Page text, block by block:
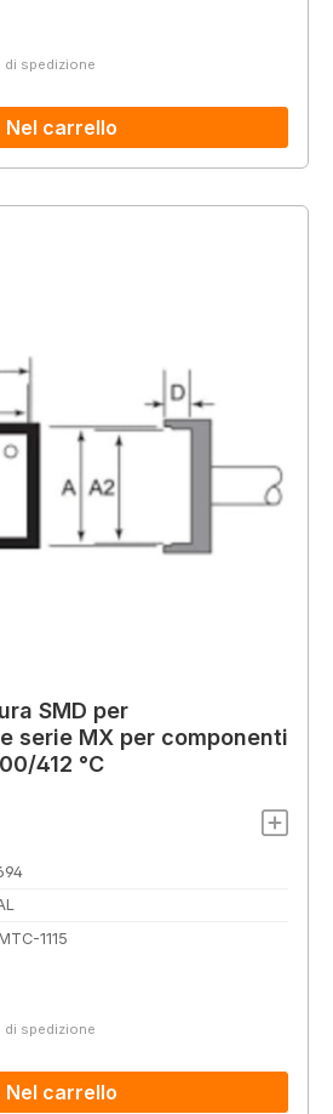
di spedizione
Nel carrello
SMD per
serie MX per componenti
412 °C
1115
di spedizione
Nel carrello